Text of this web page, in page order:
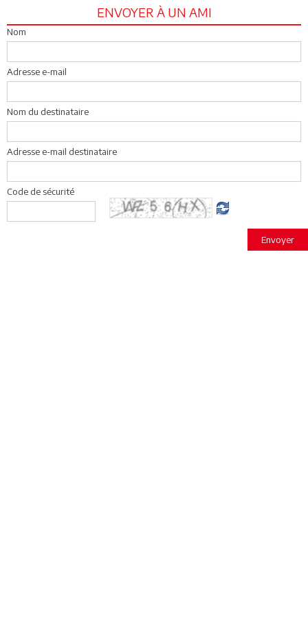
ENVOYER À UN AMI
Nom
Adresse e-mail
Nom du destinataire
Adresse e-mail destinataire
Code de sécurité
Envoyer